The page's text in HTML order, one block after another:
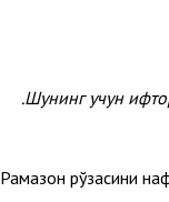
Шунинг учун
Рамазон рўзасини